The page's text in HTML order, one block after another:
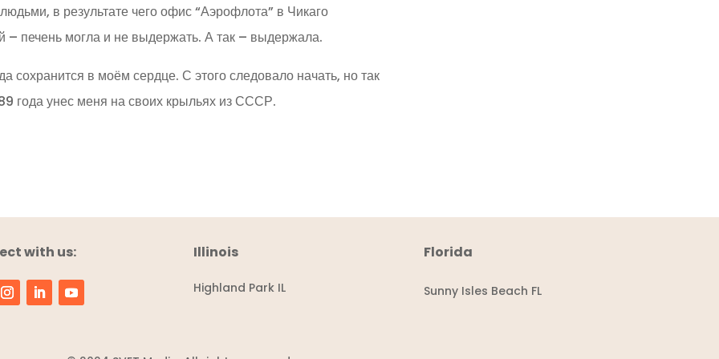
в результате чего офис “Аэрофлота” в Чикаго
– печень могла и не выдержать. А так – выдержала.
сохранится в моём сердце. С этого следовало начать, но так
года унес меня на своих крыльях из СССР.
with us: Illinois
Highland Park IL
Florida
Sunny Isles Beach FL